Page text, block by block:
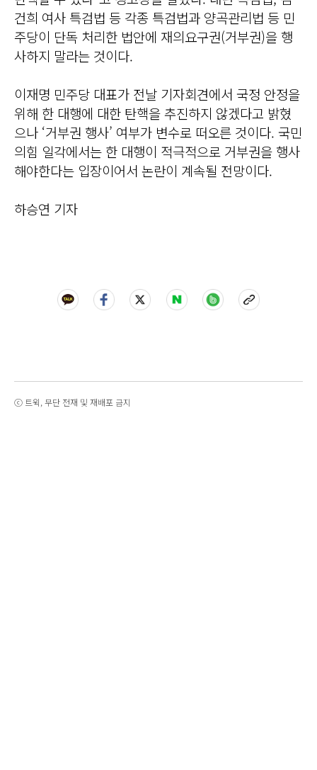
건희 여사 특검법 등 각종 특검법과 양곡관리법 등 민
주당이 단독 처리한 법안에 재의요구권(거부권)을 행
사하지 말라는 것이다.
이재명 민주당 대표가 전날 기자회견에서 국정 안정을
위해 한 대행에 대한 탄핵을 추진하지 않겠다고 밝혔
으나 ‘거부권 행사’ 여부가 변수로 떠오른 것이다. 국민
의힘 일각에서는 한 대행이 적극적으로 거부권을 행사
해야한다는 입장이어서 논란이 계속될 전망이다.
하승연 기자
ⓒ 트윅, 무단 전재 및 재배포 금지